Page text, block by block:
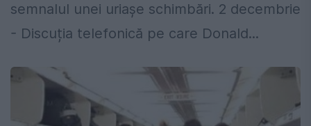
semnalul unei uriașe schimbări. 2 decembrie
- Discuția telefonică pe care Donald...